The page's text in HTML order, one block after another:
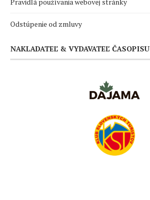
Odstúpenie od zmluvy
NAKLADATEĽ & VYDAVATEĽ ČASOPISU